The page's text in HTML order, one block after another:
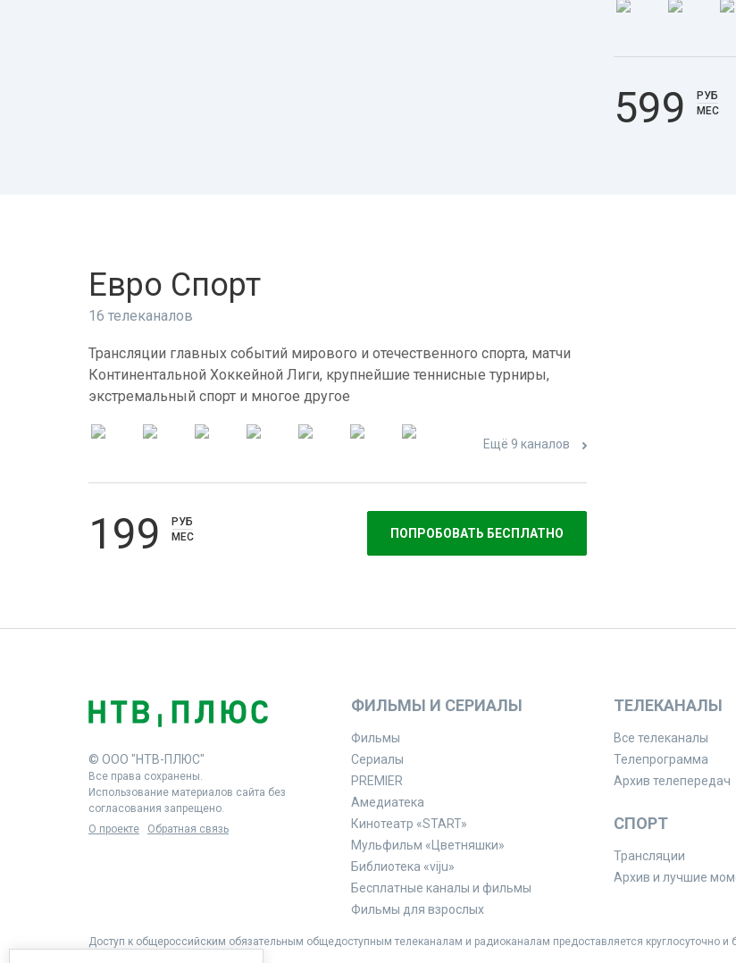
599
РУБ
МЕС
Евро Спорт
16 телеканалов
Трансляции главных событий мирового и отечественного спорта, матчи
Континентальной Хоккейной Лиги, крупнейшие теннисные турниры,
экстремальный спорт и многое другое
Ещё 9 каналов
199
РУБ
МЕС
ПОПРОБОВАТЬ БЕСПЛАТНО
© ООО "НТВ-ПЛЮС"
Все права сохранены.
Использование материалов сайта без
согласования запрещено.
О проекте
Обратная связь
ФИЛЬМЫ И СЕРИАЛЫ
Фильмы
Сериалы
PREMIER
Амедиатека
Кинотеатр «START»
Мульфильм «Цветняшки»
Библиотека «viju»
Бесплатные каналы и фильмы
Фильмы для взрослых
ТЕЛЕКАНАЛЫ
Все телеканалы
Телепрограмма
Архив телепередач
СПОРТ
Трансляции
Архив и лучшие
Доступ к общероссийским обязательным общедоступным телеканалам и радиоканалам предоставляется круглосуточно и